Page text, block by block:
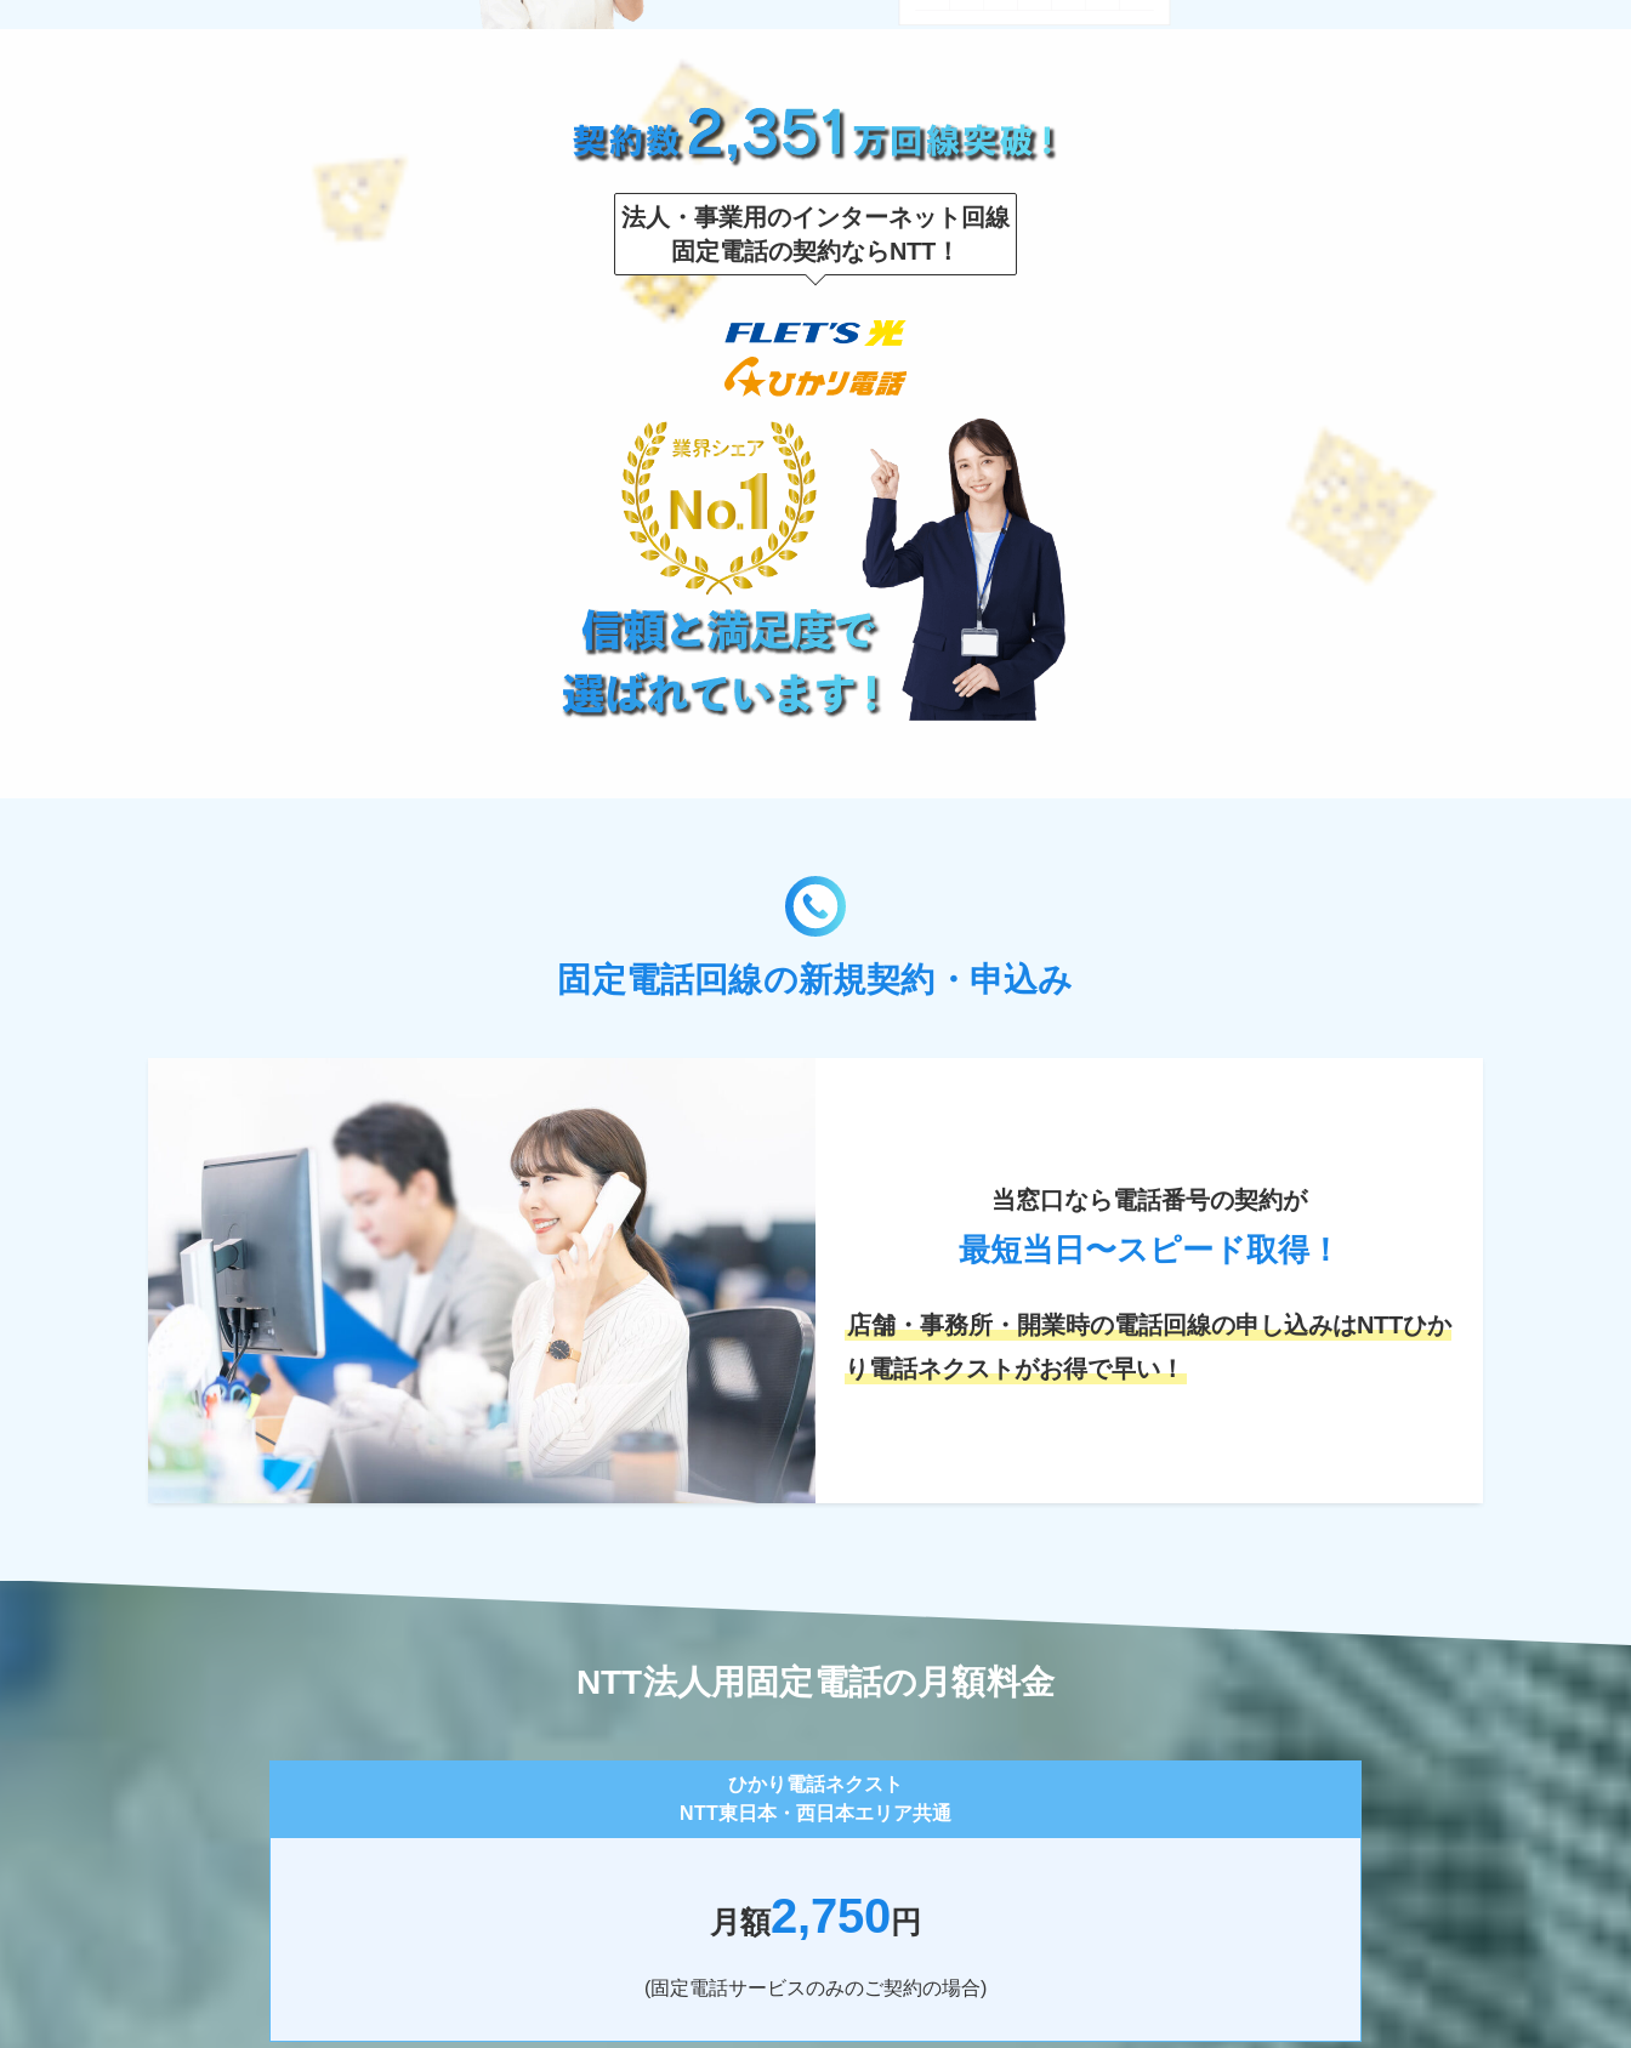
法人・事業用のインターネット回線
固定電話の契約ならNTT！
固定電話回線の新規契約・申込み
当窓口なら電話番号の契約が
最短当日〜スピード取得！
店舗・事務所・開業時の電話回線の申し込みはNTTひか
り電話ネクストがお得で早い！
NTT法人用固定電話の月額料金
ひかり電話ネクスト
NTT東日本・西日本エリア共通
月額2,750 円
(固定電話サービスのみのご契約の場合)